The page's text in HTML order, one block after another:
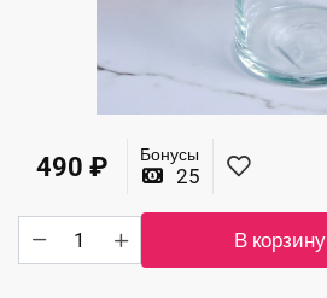
490 ₽ Бонусы
25
Количество
товара
В корзину